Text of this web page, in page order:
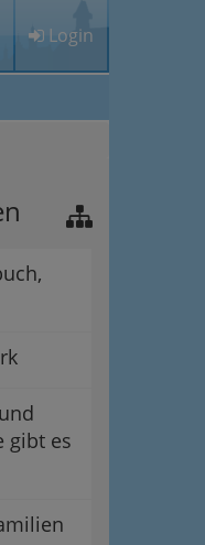
Login
gibt es